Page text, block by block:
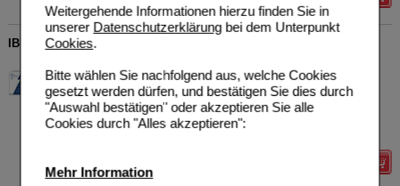
Weitergehende Informationen hierzu finden Sie in
unserer Datenschutzerklärungbei dem Unterpunkt
Cookies.
Bitte wählen Sie nachfolgend aus, welche Cookies
gesetzt werden dürfen, und bestätigen Sie dies durch
"Auswahl bestätigen" oder akzeptieren Sie alle
Cookies durch "Alles akzeptieren":
Mehr Information
IBUARISTO akut 400 mg Filmtabletten
16160295
50St Filmtabletten
AVP***
Unser Preis * 2,38 €
Sie sparen
Max. Abgabe: